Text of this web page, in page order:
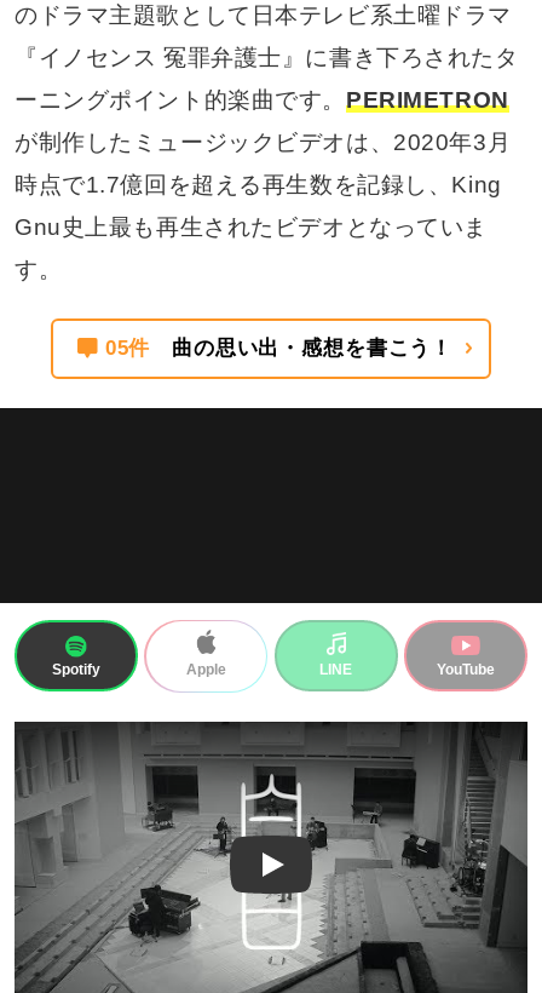
のドラマ主題歌として日本テレビ系土曜ドラマ
『イノセンス 冤罪弁護士』に書き下ろされたタ
ーニングポイント的楽曲です。 PERIMETRON
が制作したミュージックビデオは、2020年3月
時点で1.7億回を超える再生数を記録し、King
Gnu史上最も再生されたビデオとなっていま
す。
05件 曲の思い出・感想を書こう！
Spotify Apple LINE YouTube